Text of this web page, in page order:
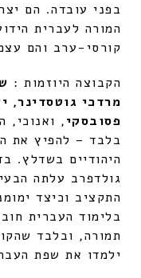
בפני עובדה. הם
המורה לעברית
קורסי-ערב והם
הקבוצה היוזמות :
מרדכי גוטסדינר,
פסובסקי, ואנוכי,
בלבד – להפיץ את
היהודיים בשדלץ.
גולדפרב עלתה
התקציב וכיצד
בלימוד העברית
תמורה, ובלבד
ילמדו את שפת